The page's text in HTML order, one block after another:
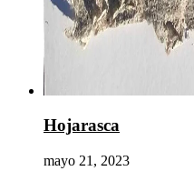
Hojarasca
mayo 21, 2023